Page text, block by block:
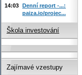
14:03 Denní report -...:
paiza.io/projec...
Škola investování
Zajímavé vzestupy